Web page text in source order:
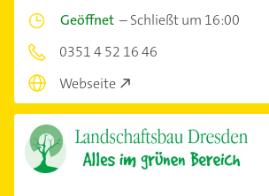
Geöffnet –Schließt um 16:00
0351 4 52 16 46
Webseite